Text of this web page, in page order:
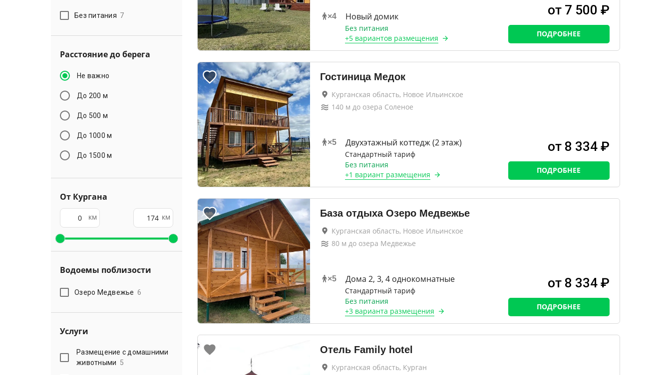
Без питания 7
Расстояние до берега
Не важно
До 200 м
До 500 м
До 1000 м
До 1500 м
От Кургана
км км
Водоемы поблизости
Озеро Медвежье 6
Услуги
Размещение с домашними
животными 5
×4 Новый домик
Без питания
+5 вариантовразмещения
от 7 500 ₽
ПОДРОБНЕЕ
Гостиница Медок
Курганская область, Новое Ильинское
140м до озера Соленое
×5 Двухэтажный коттедж (2 этаж)
Стандартный тариф
Без питания
+1 вариантразмещения
от 8 334 ₽
ПОДРОБНЕЕ
База отдыха Озеро Медвежье
Курганская область, Новое Ильинское
80м до озера Медвежье
×5 Дома 2, 3, 4 однокомнатные
Стандартный тариф
Без питания
+3 варианта размещения
от 8 334 ₽
ПОДРОБНЕЕ
Отель Family hotel
Курганская область, Курган